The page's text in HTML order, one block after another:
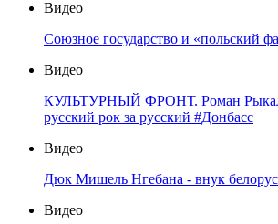
Видео
Союзное государство и «польский
Видео
КУЛЬТУРНЫЙ ФРОНТ. Роман
русский рок за русский #Донбасс
Видео
Дюк Мишель Нгебана - внук
Видео